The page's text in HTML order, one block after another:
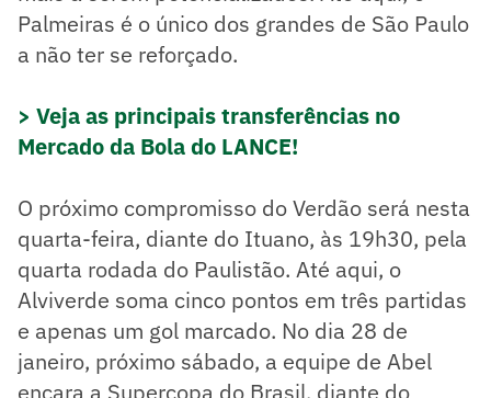
Palmeiras é o único dos grandes de São Paulo
a não ter se reforçado.
> Veja as principais transferências no
Mercado da Bola do LANCE!
O próximo compromisso do Verdão será nesta
quarta-feira, diante do Ituano, às 19h30, pela
quarta rodada do Paulistão. Até aqui, o
Alviverde soma cinco pontos em três partidas
e apenas um gol marcado. No dia 28 de
janeiro, próximo sábado, a equipe de Abel